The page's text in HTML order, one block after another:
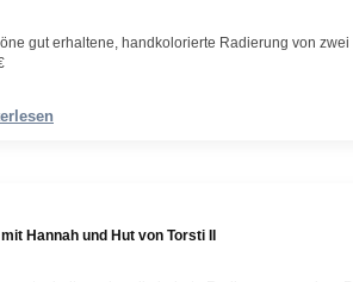
gut erhaltene, handkolorierte Radierung von
Hannah und Hut von Torsti II